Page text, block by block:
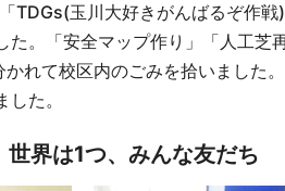
TDGs(玉川大好きがんばるぞ作
。「安全マップ作り」「人工芝
れて校区内のごみを拾いました
た。
界は1つ、みんな友だち